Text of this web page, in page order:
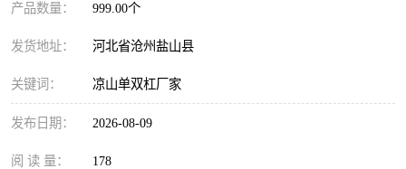
产品数量： 999.00个
发货地址： 河北省沧州盐山县
关键词： 凉山单双杠厂家
发布日期： 2026-08-09
阅 读 量： 178